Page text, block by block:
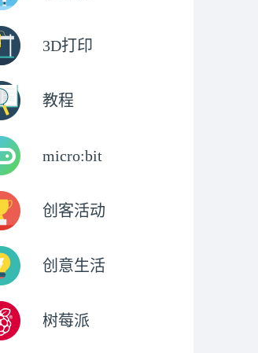
3D打印
教程
micro:bit
创客活动
创意生活
树莓派